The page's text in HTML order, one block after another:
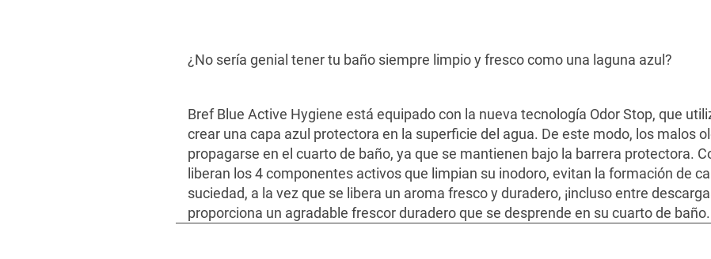
¿No sería genial tener tu baño siempre limpio y fresco como una laguna azul?
Bref Blue Active Hygiene está equipado con la nueva tecnología Odor Stop, que
crear una capa azul protectora en la superficie del agua. De este modo, los malos
propagarse en el cuarto de baño, ya que se mantienen bajo la barrera protectora.
liberan los 4 componentes activos que limpian su inodoro, evitan la formación de
suciedad, a la vez que se libera un aroma fresco y duradero, ¡incluso entre
proporciona un agradable frescor duradero que se desprende en su cuarto de baño.